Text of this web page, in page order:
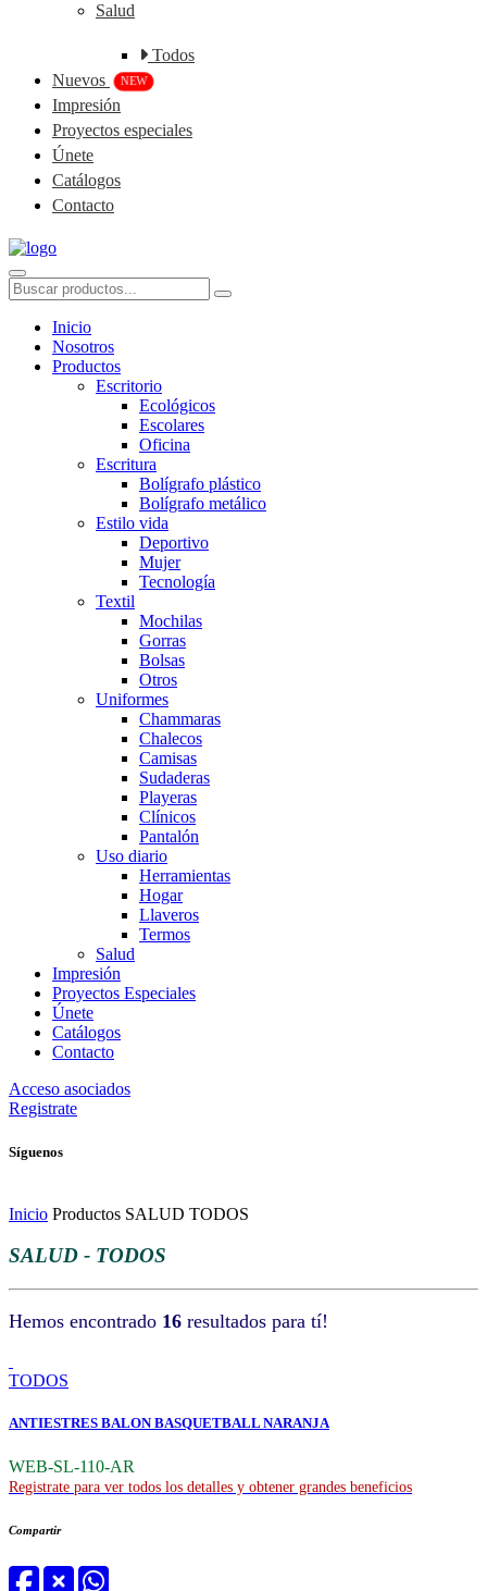
Salud
Todos
Nuevos
NEW
Impresión
Proyectos especiales
Únete
Catálogos
Contacto
Inicio
Nosotros
Productos
Escritorio
Ecológicos
Escolares
Oficina
Escritura
Bolígrafo plástico
Bolígrafo metálico
Estilo vida
Deportivo
Mujer
Tecnología
Textil
Mochilas
Gorras
Bolsas
Otros
Uniformes
Chammaras
Chalecos
Camisas
Sudaderas
Playeras
Clínicos
Pantalón
Uso diario
Herramientas
Hogar
Llaveros
Termos
Salud
Impresión
Proyectos Especiales
Únete
Catálogos
Contacto
Acceso asociados
Registrate
Síguenos
Inicio Productos SALUD TODOS
SALUD - TODOS
Hemos encontrado 16 resultados para tí!
TODOS
ANTIESTRES BALON BASQUETBALL NARANJA
WEB-SL-110-AR
Registrate para ver todos los detalles y obtener grandes beneficios
Compartir